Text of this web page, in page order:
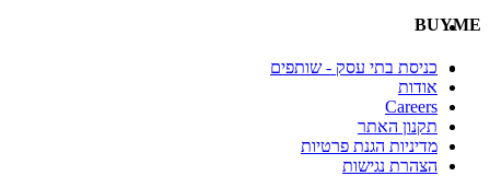
BUYME
כניסת בתי עסק - שותפים
אודות
Careers
תקנון האתר
מדיניות הגנת פרטיות
הצהרת נגישות